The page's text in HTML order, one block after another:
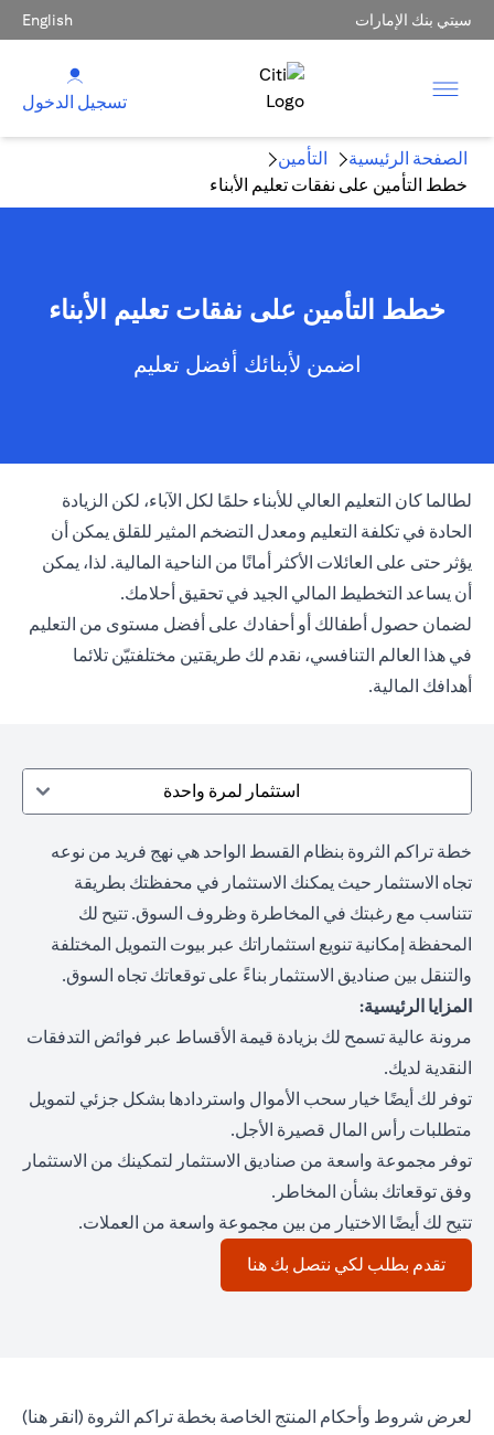
سيتي بنك الإمارات English
تسجيل الدخول
الصفحة الرئيسية
التأمين
خطط التأمين على نفقات تعليم الأبناء
خطط التأمين على نفقات تعليم الأبناء
اضمن لأبنائك أفضل تعليم
لطالما كان التعليم العالي للأبناء حلمًا لكل الآباء، لكن الزيادة
الحادة في تكلفة التعليم ومعدل التضخم المثير للقلق يمكن أن
يؤثر حتى على العائلات الأكثر أمانًا من الناحية المالية. لذا، يمكن
أن يساعد التخطيط المالي الجيد في تحقيق أحلامك.
لضمان حصول أطفالك أو أحفادك على أفضل مستوى من التعليم
في هذا العالم التنافسي، نقدم لك طريقتين مختلفتيّن تلائما
أهدافك المالية.
استثمار لمرة واحدة
خطة تراكم الثروة بنظام القسط الواحد هي نهج فريد من نوعه
تجاه الاستثمار حيث يمكنك الاستثمار في محفظتك بطريقة
تتناسب مع رغبتك في المخاطرة وظروف السوق. تتيح لك
المحفظة إمكانية تنويع استثماراتك عبر بيوت التمويل المختلفة
والتنقل بين صناديق الاستثمار بناءً على توقعاتك تجاه السوق.
المزايا الرئيسية:
مرونة عالية تسمح لك بزيادة قيمة الأقساط عبر فوائض التدفقات
النقدية لديك.
توفر لك أيضًا خيار سحب الأموال واستردادها بشكل جزئي لتمويل
متطلبات رأس المال قصيرة الأجل.
توفر مجموعة واسعة من صناديق الاستثمار لتمكينك من الاستثمار
وفق توقعاتك بشأن المخاطر.
تتيح لك أيضًا الاختيار من بين مجموعة واسعة من العملات.
تقدم بطلب لكي نتصل بك هنا
لعرض شروط وأحكام المنتج الخاصة بخطة تراكم الثروة (انقر هنا(opens in a new tab)
)